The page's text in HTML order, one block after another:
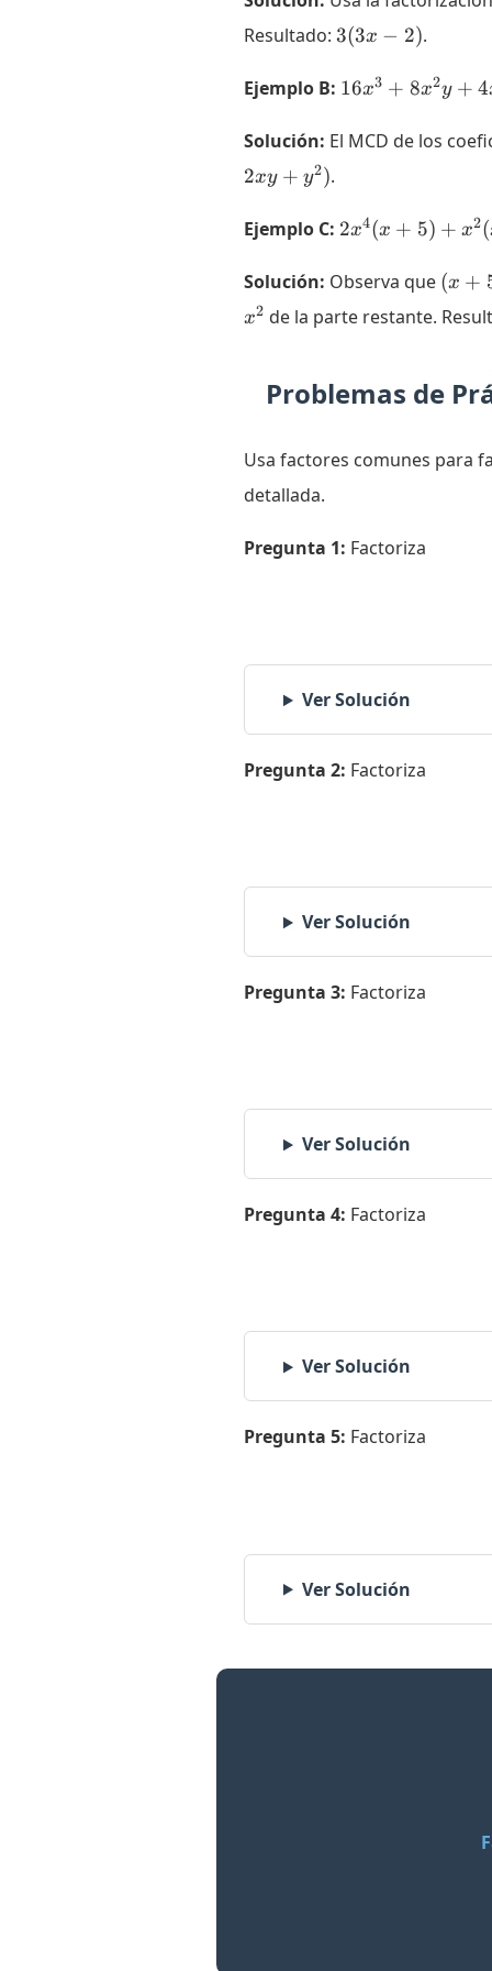
Resultado: 3(3x
- 2)
3(3x − 2).
Ejemplo B: 16x^3
8x^2y
16x3 + 8x2y + 4
Solución: El MCD de los
2xy + y2).
Ejemplo C: 2x^4(x
+ 5) +
x^2(x
2x4(x + 5) + x2(
Solución: Observa que (x
+
5)
(x +
x2 de la parte restante.
Problemas de
Usa factores comunes para
detallada.
Pregunta 1: Factoriza
Ver Solución
Pregunta 2: Factoriza
Ver Solución
Pregunta 3: Factoriza
Ver Solución
Pregunta 4: Factoriza
Ver Solución
Pregunta 5: Factoriza
Ver Solución